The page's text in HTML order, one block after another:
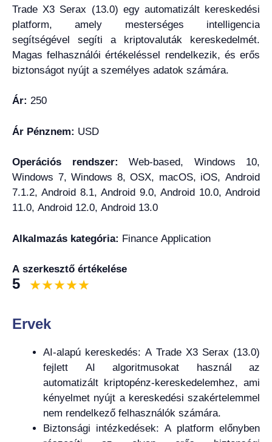
Trade X3 Serax (13.0) egy automatizált kereskedési
platform, amely mesterséges intelligencia
segítségével segíti a kriptovaluták kereskedelmét.
Magas felhasználói értékeléssel rendelkezik, és erős
biztonságot nyújt a személyes adatok számára.
Ár: 250
Ár Pénznem: USD
Operációs rendszer: Web-based, Windows 10,
Windows 7, Windows 8, OSX, macOS, iOS, Android
7.1.2, Android 8.1, Android 9.0, Android 10.0, Android
11.0, Android 12.0, Android 13.0
Alkalmazás kategória: Finance Application
A szerkesztő értékelése
5
Ervek
AI-alapú kereskedés: A Trade X3 Serax (13.0)
fejlett AI algoritmusokat használ az
automatizált kriptopénz-kereskedelemhez, ami
kényelmet nyújt a kereskedési szakértelemmel
nem rendelkező felhasználók számára.
Biztonsági intézkedések: A platform előnyben